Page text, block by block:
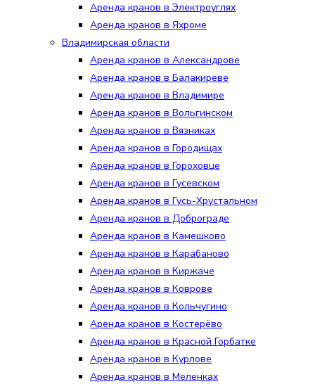
Аренда кранов в Электроуглях
Аренда кранов в Яхроме
Владимирская области
Аренда кранов в Александрове
Аренда кранов в Балакиреве
Аренда кранов в Владимире
Аренда кранов в Вольгинском
Аренда кранов в Вязниках
Аренда кранов в Городищах
Аренда кранов в Гороховце
Аренда кранов в Гусевском
Аренда кранов в Гусь-Хрустальном
Аренда кранов в Доброграде
Аренда кранов в Камешково
Аренда кранов в Карабаново
Аренда кранов в Киржаче
Аренда кранов в Коврове
Аренда кранов в Кольчугино
Аренда кранов в Костерёво
Аренда кранов в Красной Горбатке
Аренда кранов в Курлове
Аренда кранов в Меленках